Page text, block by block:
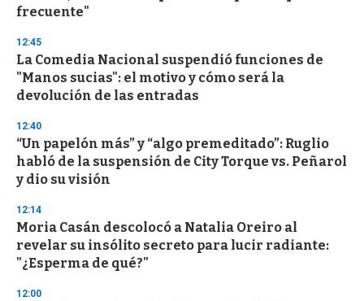
3
s
e
c
o
n
frecuente"
12:45
La Comedia Nacional suspendió funciones de
"Manos sucias": el motivo y cómo será la
devolución de las entradas
12:40
“Un papelón más” y “algo premeditado”: Ruglio
habló de la suspensión de City Torque vs. Peñarol
y dio su visión
12:14
Moria Casán descolocó a Natalia Oreiro al
revelar su insólito secreto para lucir radiante:
"¿Esperma de qué?"
12:00